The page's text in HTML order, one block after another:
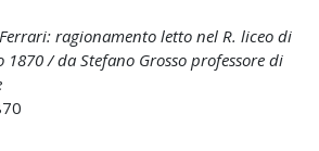
ragionamento letto nel R. liceo di
/ da Stefano Grosso professore di